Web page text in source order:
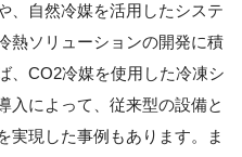
、自然冷媒を活用したシステ
熱ソリューションの開発に積
、CO2冷媒を使用した冷凍シ
入によって、従来型の設備と
実現した事例もあります。ま